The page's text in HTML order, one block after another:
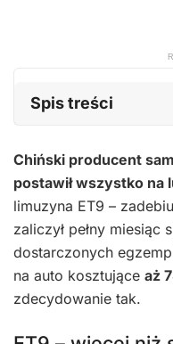
Spis treści
Chiński producent
postawił wszystko na
limuzyna ET9 –
zaliczył pełny miesiąc
dostarczonych
na auto kosztujące aż
zdecydowanie tak.